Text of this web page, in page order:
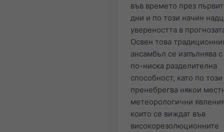
във времето през
дни и по този начин
увереността в
Освен това
ансамбъл се изпълнява
по-ниска разделителна
способност, като по
пренебрегва някои
метеорологични
които се виждат във
високорезолюционните